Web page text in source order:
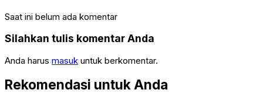
Saat ini belum ada komentar
Silahkan tulis komentar Anda
Anda harus masuk untuk berkomentar.
Rekomendasi untuk Anda